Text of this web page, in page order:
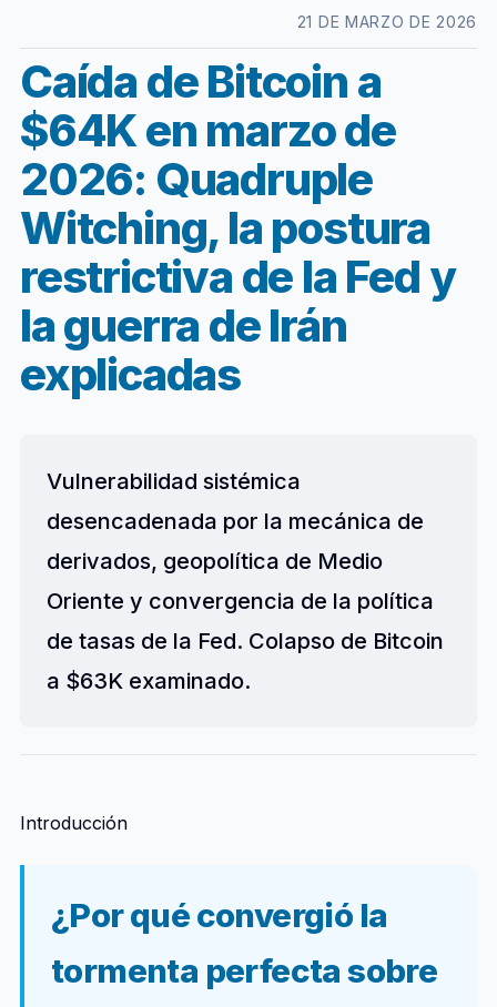
21 DE MARZO DE 2026
Caída de Bitcoin a
$64K en marzo de
2026: Quadruple
Witching, la postura
restrictiva de la Fed y
la guerra de Irán
explicadas
Vulnerabilidad sistémica
desencadenada por la mecánica de
derivados, geopolítica de Medio
Oriente y convergencia de la política
de tasas de la Fed. Colapso de Bitcoin
a $63K examinado.
Introducción
¿Por qué convergió la
tormenta perfecta sobre